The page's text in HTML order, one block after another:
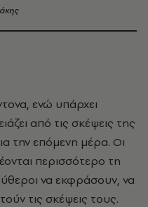
ενώ υπάρχει
από τις σκέψεις της
την επόμενη μέρα. Οι
περισσότερο τη
να εκφράσουν, να
τις σκέψεις τους.